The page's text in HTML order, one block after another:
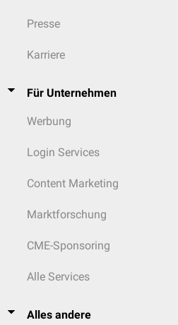
Presse
Karriere
Für Unternehmen
Werbung
Login Services
Content Marketing
Marktforschung
CME-Sponsoring
Alle Services
Alles andere